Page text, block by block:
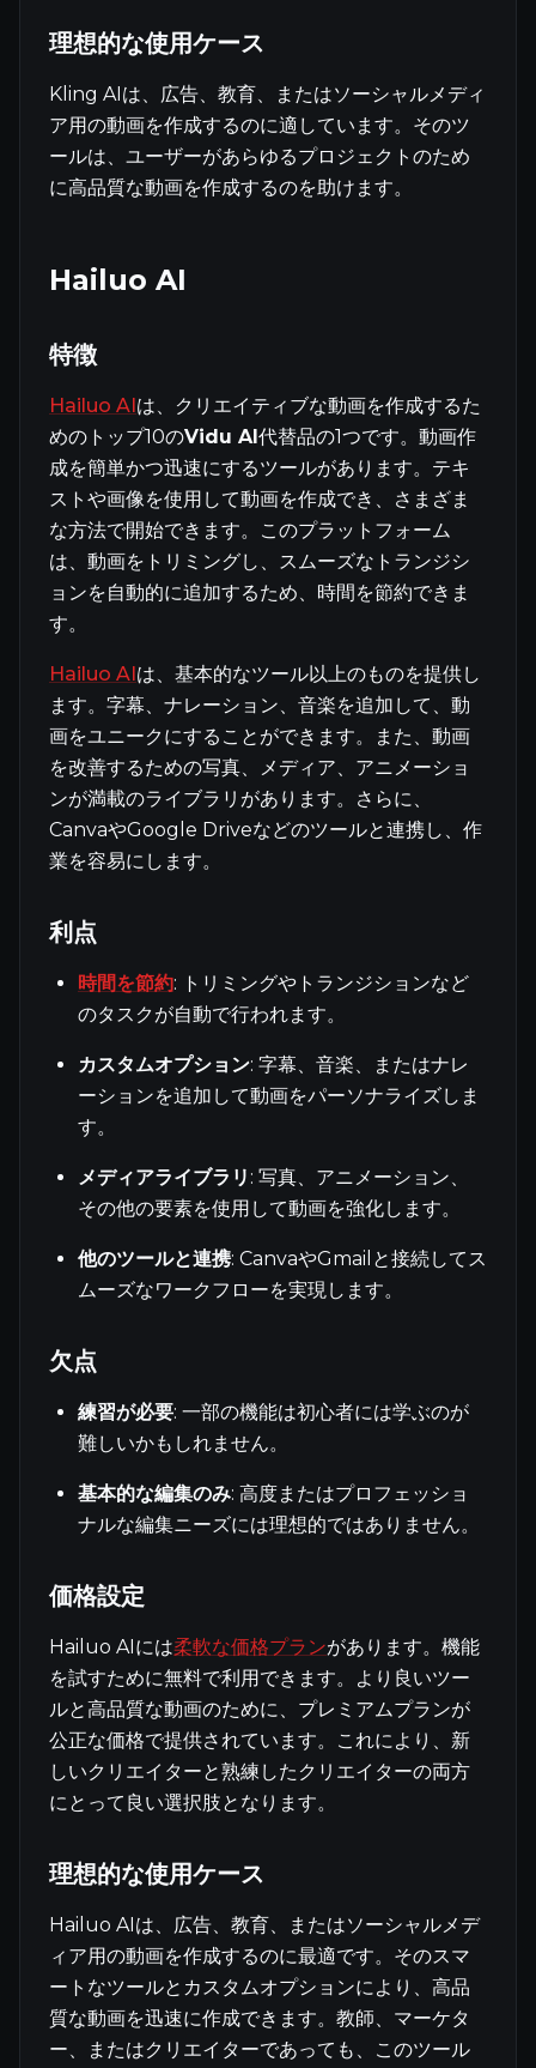
理想的な使用ケース
Kling AIは、広告、教育、またはソーシャルメディ
ア用の動画を作成するのに適しています。そのツ
ールは、ユーザーがあらゆるプロジェクトのため
に高品質な動画を作成するのを助けます。
Hailuo AI
特徴
Hailuo AIは、クリエイティブな動画を作成するた
めのトップ10のVidu AI代替品の1つです。動画作
成を簡単かつ迅速にするツールがあります。テキ
ストや画像を使用して動画を作成でき、さまざま
な方法で開始できます。このプラットフォーム
は、動画をトリミングし、スムーズなトランジシ
ョンを自動的に追加するため、時間を節約できま
す。
Hailuo AIは、基本的なツール以上のものを提供し
ます。字幕、ナレーション、音楽を追加して、動
画をユニークにすることができます。また、動画
を改善するための写真、メディア、アニメーショ
ンが満載のライブラリがあります。さらに、
CanvaやGoogle Driveなどのツールと連携し、作
業を容易にします。
利点
時間を節約: トリミングやトランジションなど
のタスクが自動で行われます。
カスタムオプション: 字幕、音楽、またはナレ
ーションを追加して動画をパーソナライズしま
す。
メディアライブラリ : 写真、アニメーション、
その他の要素を使用して動画を強化します。
他のツールと連携: CanvaやGmailと接続してス
ムーズなワークフローを実現します。
欠点
練習が必要: 一部の機能は初心者には学ぶのが
難しいかもしれません。
基本的な編集のみ: 高度またはプロフェッショ
ナルな編集ニーズには理想的ではありません。
価格設定
Hailuo AIには柔軟な価格プランがあります。機能
を試すために無料で利用できます。より良いツー
ルと高品質な動画のために、プレミアムプランが
公正な価格で提供されています。これにより、新
しいクリエイターと熟練したクリエイターの両方
にとって良い選択肢となります。
理想的な使用ケース
Hailuo AIは、広告、教育、またはソーシャルメデ
ィア用の動画を作成するのに最適です。そのスマ
ートなツールとカスタムオプションにより、高品
質な動画を迅速に作成できます。教師、マーケタ
ー、またはクリエイターであっても、このツール